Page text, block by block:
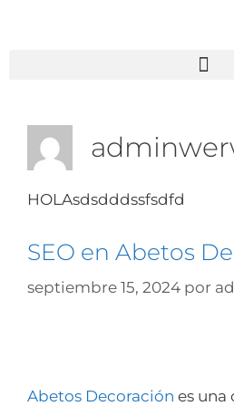
HOLAsdsdddssfsdfd
SEO en Abetos
septiembre 15, 2024 por
Abetos Decoración es una